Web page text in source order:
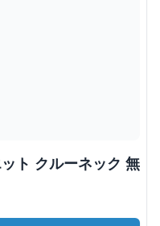
ト クルーネック 無